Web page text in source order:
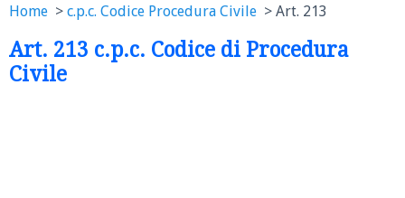
Home c.p.c. Codice Procedura Civile Art. 213
Art. 213 c.p.c. Codice di Procedura
Civile